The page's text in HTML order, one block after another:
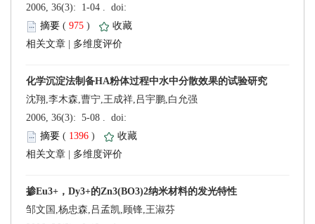
(
)
沈翔,李木森,曹宁,王成祥,吕宇鹏,白允强
(
)
邹文国,杨忠森,吕孟凯,顾锋,王淑芬